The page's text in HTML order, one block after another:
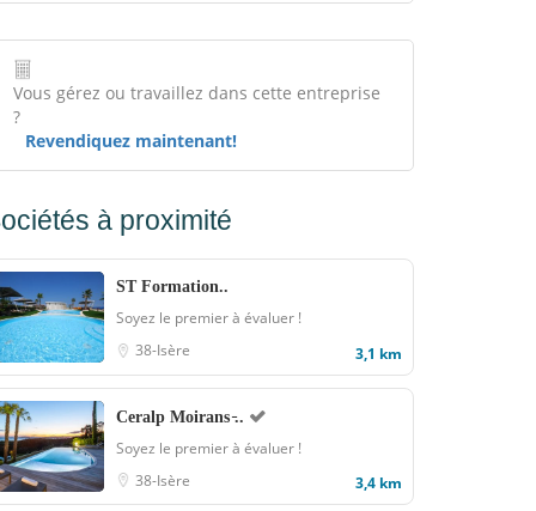
Vous gérez ou travaillez dans cette entreprise
?
Revendiquez maintenant!
à proximité
ST Formation..
Soyez le premier à évaluer !
38-Isère
3,1 km
Ceralp Moirans ̵..
Soyez le premier à évaluer !
38-Isère
3,4 km